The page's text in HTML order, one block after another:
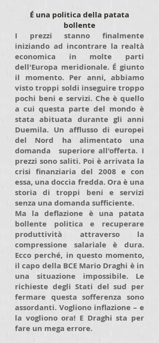
É una politica della patata
bollente
I prezzi stanno finalmente
iniziando ad incontrare la realtà
economica in molte parti
dell'Europa meridionale. É giunto
il momento. Per anni, abbiamo
visto troppi soldi inseguire troppo
pochi beni e servizi. Che è quello
a cui questa parte del mondo è
stata abituata durante gli anni
Duemila. Un afflusso di europei
del Nord ha alimentato una
domanda superiore all'offerta. I
prezzi sono saliti. Poi è arrivata la
crisi finanziaria del 2008 e con
essa, una doccia fredda. Ora è una
storia di troppi beni e servizi
senza una domanda sufficiente.
Ma la deflazione è una patata
bollente politica e recuperare
produttività attraverso la
compressione salariale è dura.
Ecco perché, in questo momento,
il capo della BCE Mario Draghi è in
una situazione impossibile. Le
richieste degli Stati del sud per
fermare questa sofferenza sono
assordanti. Vogliono inflazione – e
la vogliono ora! E Draghi sta per
fare un mega errore.